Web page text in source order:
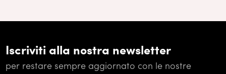
Iscriviti alla nostra newsletter
per restare sempre aggiornato con le nostre